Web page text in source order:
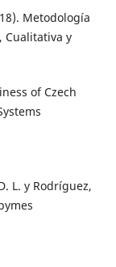
Metodología
Cualitativa y
of Czech
L. y Rodríguez,